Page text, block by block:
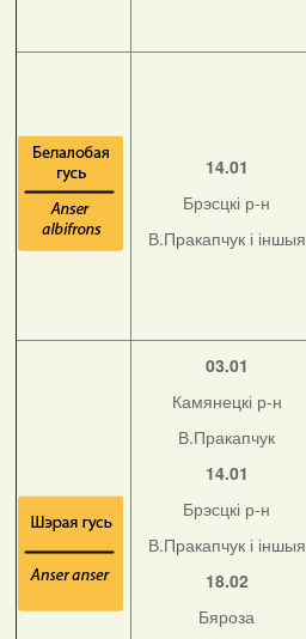
14.01
Брэсцкі р-н
В.Пракапчук і іншыя
03.01
Камянецкі р-н
В.Пракапчук
14.01
Брэсцкі р-н
В.Пракапчук і іншыя
18.02
Бяроза